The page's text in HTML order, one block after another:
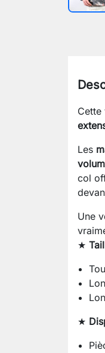
Cette
Les
col
Une
★
★